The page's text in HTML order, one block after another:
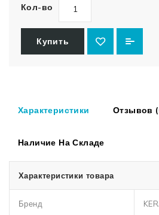
Кол-во
Купить
Характеристики Отзывов
Наличие На Складе
Характеристики товара
Бренд